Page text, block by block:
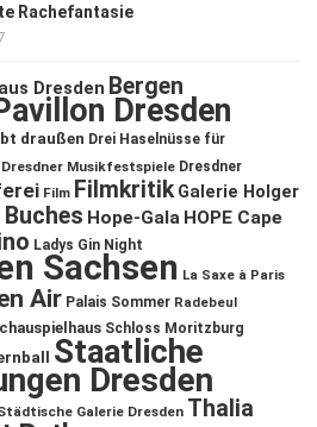
Rachefantasie
Dresden Bergen
Dresden
draußen Drei Haselnüsse für
Dresdner Musikfestspiele Dresdner
Film Filmkritik Galerie Holger
Hope-Gala HOPE Cape
Ladys Gin Night
Sachsen La Saxe à Paris
Air Palais Sommer Radebeul
Schloss Moritzburg
Staatliche
Dresden
Galerie Dresden Thalia